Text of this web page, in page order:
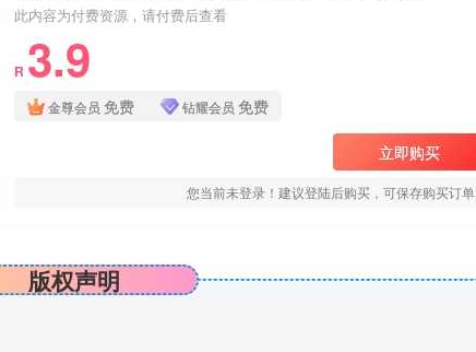
此内容为付费资源，请付费后查看
R 3.9
金尊会员 免费 钻耀会员 免费
立即购买
您当前未登录！建议登陆后购买，可保存购买订单
版权声明